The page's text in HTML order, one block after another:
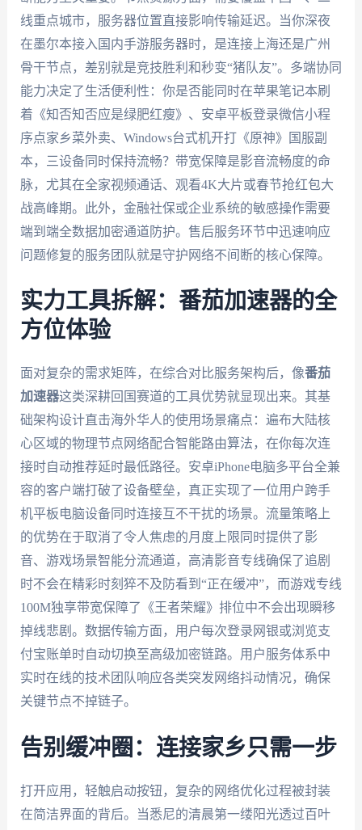
线重点城市，服务器位置直接影响传输延迟。当你深夜
在墨尔本接入国内手游服务器时，是连接上海还是广州
骨干节点，差别就是竞技胜利和秒变“猪队友”。多端协同
能力决定了生活便利性：你是否能同时在苹果笔记本刷
着《知否知否应是绿肥红瘦》、安卓平板登录微信小程
序点家乡菜外卖、Windows台式机开打《原神》国服副
本，三设备同时保持流畅？带宽保障是影音流畅度的命
脉，尤其在全家视频通话、观看4K大片或春节抢红包大
战高峰期。此外，金融社保或企业系统的敏感操作需要
端到端全数据加密通道防护。售后服务环节中迅速响应
问题修复的服务团队就是守护网络不间断的核心保障。
实力工具拆解：番茄加速器的全
方位体验
面对复杂的需求矩阵，在综合对比服务架构后，像番茄
加速器这类深耕回国赛道的工具优势就显现出来。其基
础架构设计直击海外华人的使用场景痛点：遍布大陆核
心区域的物理节点网络配合智能路由算法，在你每次连
接时自动推荐延时最低路径。安卓iPhone电脑多平台全兼
容的客户端打破了设备壁垒，真正实现了一位用户跨手
机平板电脑设备同时连接互不干扰的场景。流量策略上
的优势在于取消了令人焦虑的月度上限同时提供了影
音、游戏场景智能分流通道，高清影音专线确保了追剧
时不会在精彩时刻猝不及防看到“正在缓冲”，而游戏专线
100M独享带宽保障了《王者荣耀》排位中不会出现瞬移
掉线悲剧。数据传输方面，用户每次登录网银或浏览支
付宝账单时自动切换至高级加密链路。用户服务体系中
实时在线的技术团队响应各类突发网络抖动情况，确保
关键节点不掉链子。
告别缓冲圈：连接家乡只需一步
打开应用，轻触启动按钮，复杂的网络优化过程被封装
在简洁界面的背后。当悉尼的清晨第一缕阳光透过百叶